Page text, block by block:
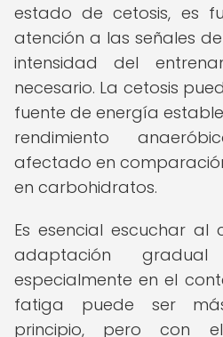
estado de cetosis, es
atención a las señales
intensidad del
necesario. La cetosis
fuente de energía
rendimiento
afectado en
en carbohidratos.
Es esencial escuchar al
adaptación
especialmente en el
fatiga puede ser
principio, pero con